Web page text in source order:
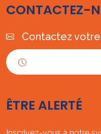
CONTACTEZ-
Contactez
ÊTRE ALERTÉ